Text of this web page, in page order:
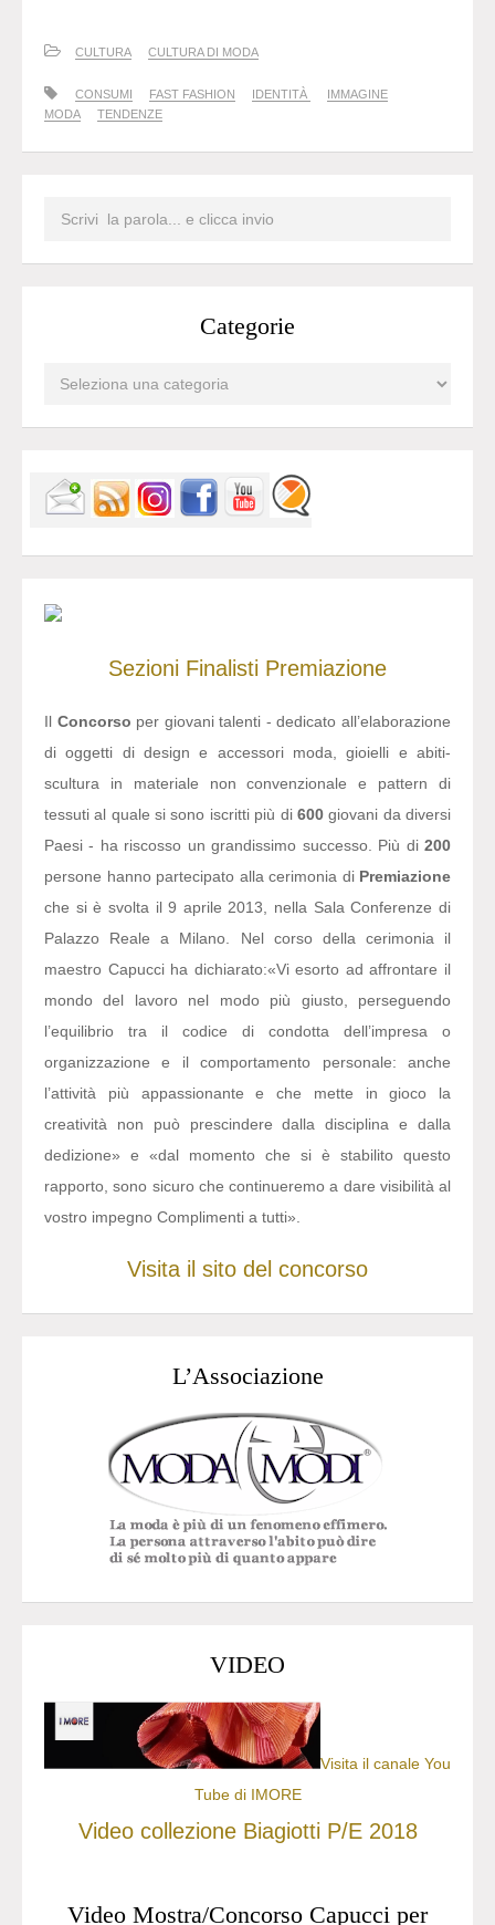
CULTURA CULTURA DI MODA
CONSUMI FAST FASHION IDENTITÀ
IMMAGINE
MODA
TENDENZE
Categorie
Sezioni Finalisti Premiazione
Il Concorso per giovani talenti - dedicato all’elaborazione
di oggetti di design e accessori moda, gioielli e abiti-
scultura in materiale non convenzionale e pattern di
tessuti al quale si sono iscritti più di 600giovani da diversi
Paesi - ha riscosso un grandissimo successo. Più di 200
persone hanno partecipato alla cerimonia di Premiazione
che si è svolta il 9 aprile 2013, nella Sala Conferenze di
Palazzo Reale a Milano. Nel corso della cerimonia il
maestro Capucci ha dichiarato:«Vi esorto ad affrontare il
mondo del lavoro nel modo più giusto, perseguendo
l’equilibrio tra il codice di condotta dell’impresa o
organizzazione e il comportamento personale: anche
l’attività più appassionante e che mette in gioco la
creatività non può prescindere dalla disciplina e dalla
dedizione» e «dal momento che si è stabilito questo
rapporto, sono sicuro che continueremo a dare visibilità al
vostro impegno Complimenti a tutti».
Visita il sito del concorso
L’Associazione
VIDEO
Visita il canale You
Tube di IMORE
Video collezione Biagiotti P/E 2018
Video Mostra/Concorso Capucci per